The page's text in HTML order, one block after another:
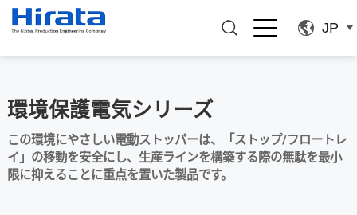
JP
環境保護電気シリーズ
この環境にやさしい電動ストッパーは、「ストップ/フロートレ
イ」の移動を安全にし、生産ラインを構築する際の無駄を最小
限に抑えることに重点を置いた製品です。